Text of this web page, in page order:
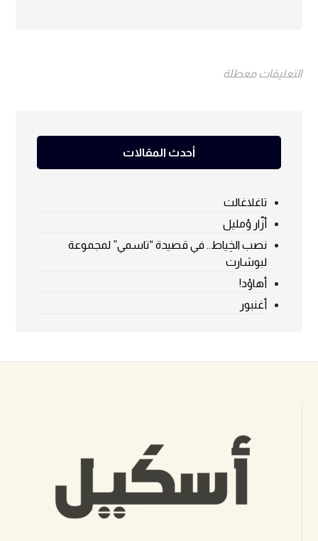
التعليقات معطلة
أحدث المقالات
تاغلاغالت
أزّار ؤمليل
نصب الخِياط.. في قصيدة “تاسمي” لمجموعة
لبوشارت
أهاوْد!
أغنبور